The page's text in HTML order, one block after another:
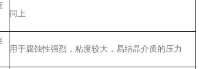
同上
用于腐蚀性强烈，粘度较大，易结晶介质的压力